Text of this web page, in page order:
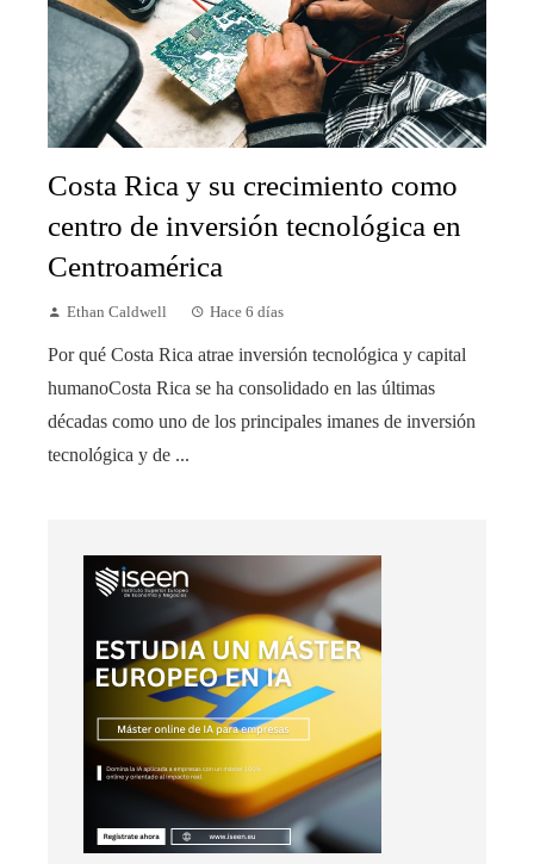
Costa Rica y su crecimiento como
centro de inversión tecnológica en
Centroamérica
Ethan Caldwell Hace 6 días
Por qué Costa Rica atrae inversión tecnológica y capital
humanoCosta Rica se ha consolidado en las últimas
décadas como uno de los principales imanes de inversión
tecnológica y de ...